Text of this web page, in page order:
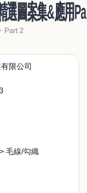
選圖案集&應用
Part 2
限公司
毛線/勾織